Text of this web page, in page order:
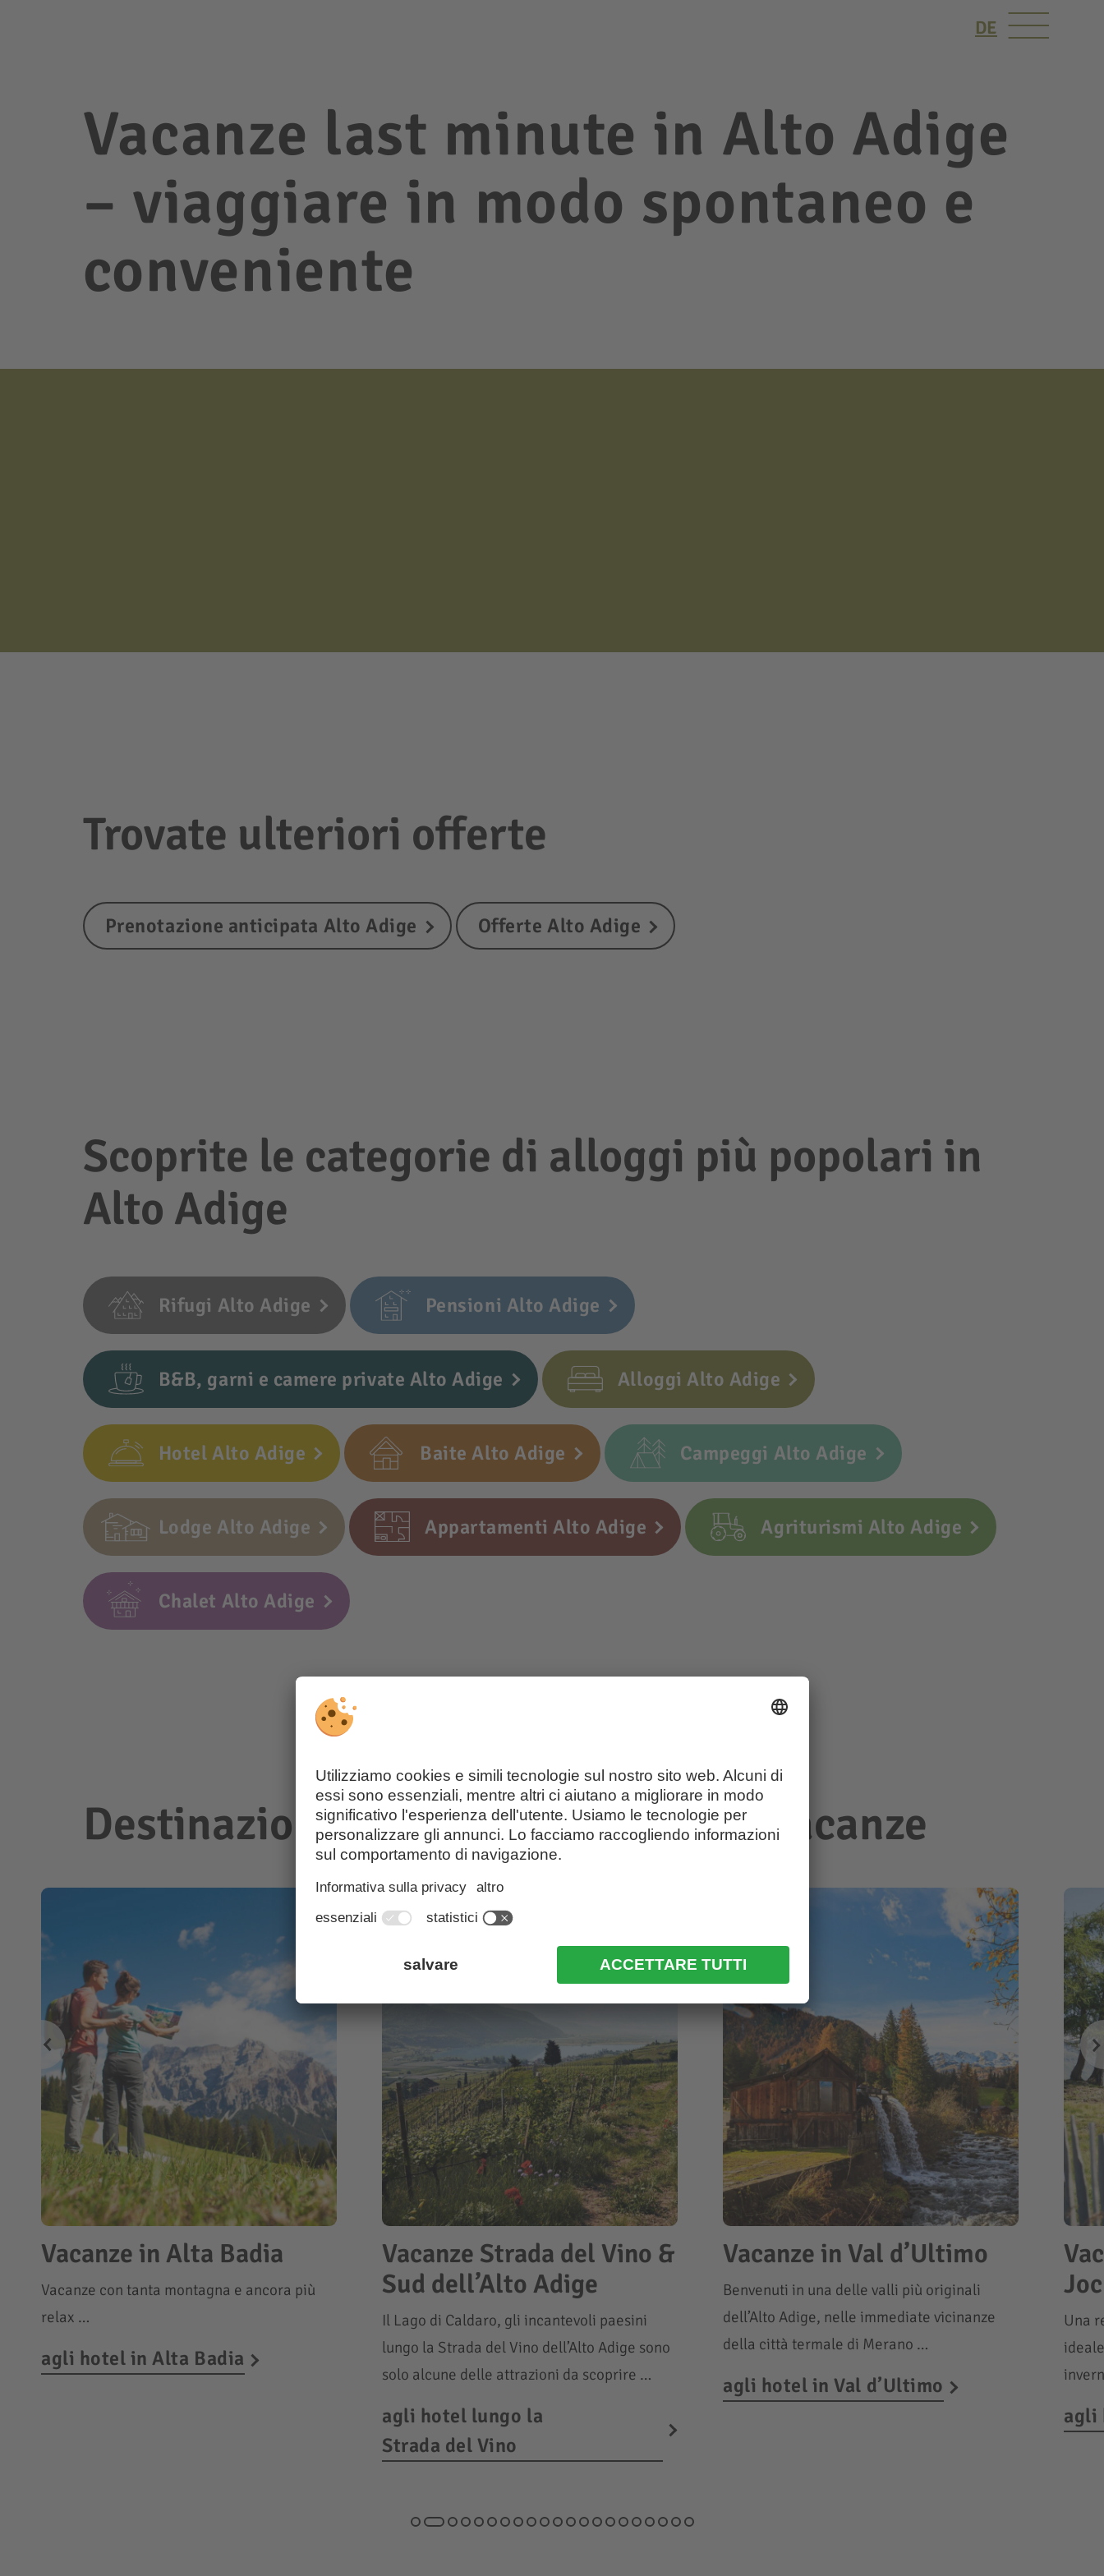
DE
Vacanze last minute in Alto Adige
– viaggiare in modo spontaneo e
conveniente
Trovate ulteriori offerte
Prenotazione anticipata Alto Adige Offerte Alto Adige
Scoprite le categorie di alloggi più popolari in
Alto Adige
Rifugi Alto Adige Pensioni Alto Adige
B&B, garni e camere private Alto Adige Alloggi Alto Adige
Hotel Alto Adige Baite Alto Adige Campeggi Alto Adige
Lodge Alto Adige Appartamenti Alto Adige Agriturismi Alto Adige
Chalet Alto Adige
Destinazioni popolari per le vostre vacanze
Vacanze in Alta Badia
Vacanze con tanta montagna e ancora più
relax …
agli hotel in Alta Badia
Vacanze Strada del Vino &
Sud dell’Alto Adige
Il Lago di Caldaro, gli incantevoli paesini
lungo la Strada del Vino dell’Alto Adige sono
solo alcune delle attrazioni da scoprire …
agli hotel lungo la
Strada del Vino
Vacanze in Val d’Ultimo
Benvenuti in una delle valli più originali
dell’Alto Adige, nelle immediate vicinanze
della città termale di Merano …
agli hotel in Val d’Ultimo
Una
agli